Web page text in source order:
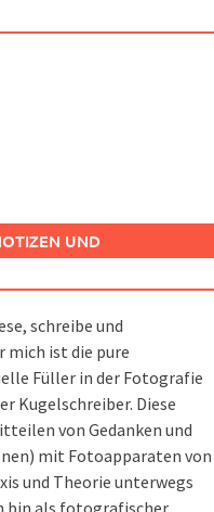
UND
schreibe und
mich ist die pure
Füller in der Fotografie
Kugelschreiber. Diese
von Gedanken und
mit Fotoapparaten von
und Theorie unterwegs